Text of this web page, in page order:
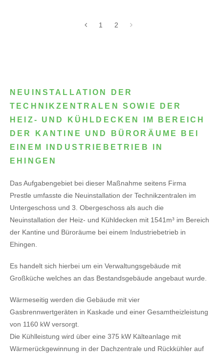
1 2
NEUINSTALLATION DER
TECHNIKZENTRALEN SOWIE DER
HEIZ- UND KÜHLDECKEN IM BEREICH
DER KANTINE UND BÜRORÄUME BEI
EINEM INDUSTRIEBETRIEB IN
EHINGEN
Das Aufgabengebiet bei dieser Maßnahme seitens Firma
Prestle umfasste die Neuinstallation der Technikzentralen im
Untergeschoss und 3. Obergeschoss als auch die
Neuinstallation der Heiz- und Kühldecken mit 1541m³ im Bereich
der Kantine und Büroräume bei einem Industriebetrieb in
Ehingen.
Es handelt sich hierbei um ein Verwaltungsgebäude mit
Großküche welches an das Bestandsgebäude angebaut wurde.
Wärmeseitig werden die Gebäude mit vier
Gasbrennwertgeräten in Kaskade und einer Gesamtheizleistung
von 1160 kW versorgt.
Die Kühlleistung wird über eine 375 kW Kälteanlage mit
Wärmerückgewinnung in der Dachzentrale und Rückkühler auf